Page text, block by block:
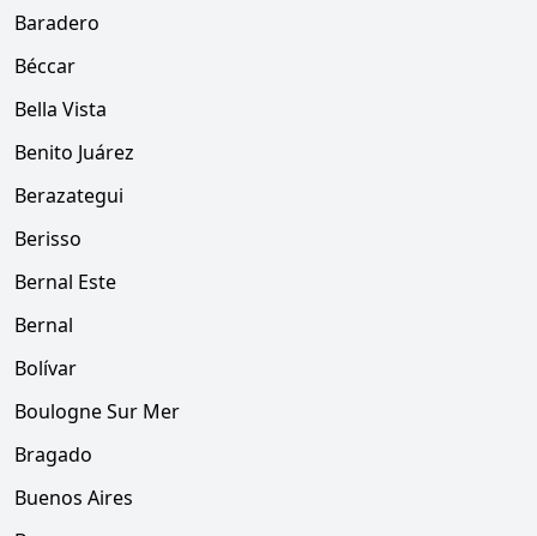
Baradero
Béccar
Bella Vista
Benito Juárez
Berazategui
Berisso
Bernal Este
Bernal
Bolívar
Boulogne Sur Mer
Bragado
Buenos Aires